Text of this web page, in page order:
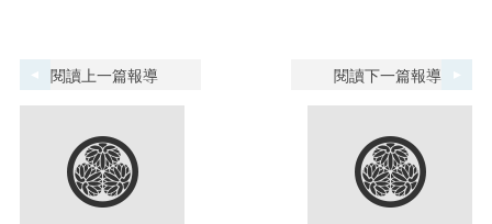
閱讀上一篇報導 閱讀下一篇報導